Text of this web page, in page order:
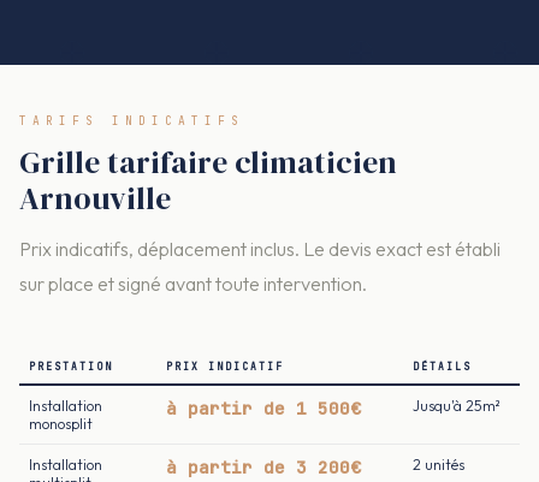
TARIFS INDICATIFS
Grille tarifaire climaticien
Arnouville
Prix indicatifs, déplacement inclus. Le devis exact est établi
sur place et signé avant toute intervention.
PRESTATION PRIX INDICATIF DÉTAILS
Installation
monosplit
à partir de 1 500€ Jusqu'à 25m²
Installation
à partir de 3 200€ 2 unités